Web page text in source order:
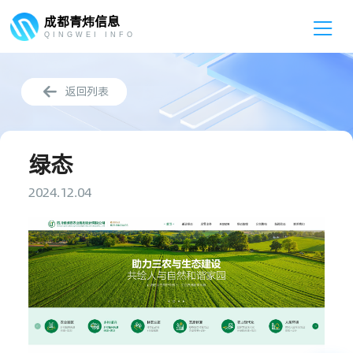
成都青炜信息
QINGWEI INFO 
 返回列表
绿态
2024.12.04